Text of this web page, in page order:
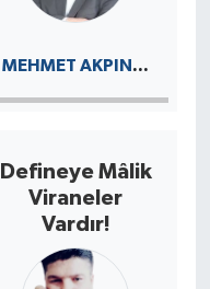
MEHMET AKPINAR
Defineye Mâlik
Viraneler
Vardır!